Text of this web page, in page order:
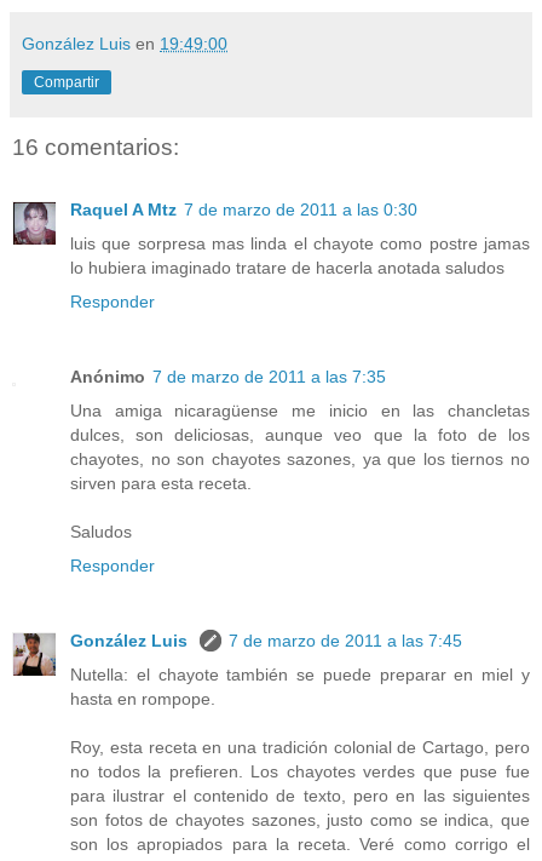
González Luis en 19:49:00
Compartir
16 comentarios:
Raquel A Mtz 7 de marzo de 2011 a las 0:30
luis que sorpresa mas linda el chayote como postre jamas
lo hubiera imaginado tratare de hacerla anotada saludos
Responder
Anónimo 7 de marzo de 2011 a las 7:35
Una amiga nicaragüense me inicio en las chancletas
dulces, son deliciosas, aunque veo que la foto de los
chayotes, no son chayotes sazones, ya que los tiernos no
sirven para esta receta.
Saludos
Responder
González Luis
7 de marzo de 2011 a las 7:45
Nutella: el chayote también se puede preparar en miel y
hasta en rompope.
Roy, esta receta en una tradición colonial de Cartago, pero
no todos la prefieren. Los chayotes verdes que puse fue
para ilustrar el contenido de texto, pero en las siguientes
son fotos de chayotes sazones, justo como se indica, que
son los apropiados para la receta. Veré como corrigo el